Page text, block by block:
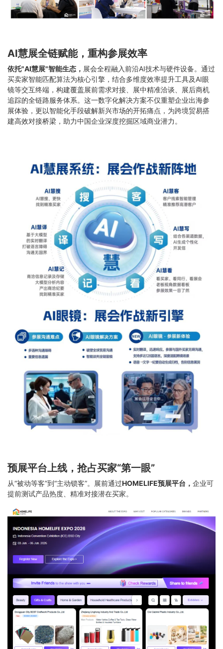
AI慧展全链赋能，重构参展效率
依托"AI慧展"智能生态， 展会全程融入前沿AI技术与硬件设备。通过
买卖家智能匹配算法为核心引擎，结合多维度效率提升工具及AI眼
镜等交互终端，构建覆盖展前需求对接、展中精准洽谈、展后商机
追踪的全链路服务体系。这一数字化解决方案不仅重塑企业出海参
展体验，更以智能化手段破解新兴市场的开拓痛点，为跨境贸易搭
建高效对接桥梁，助力中国企业深度挖掘区域商业潜力。
预展平台上线，抢占买家“第一眼”
从“被动等客”到“主动锁客”。展前通过HOMELIFE预展平台， 企业可
提前测试产品热度、精准对接潜在买家。